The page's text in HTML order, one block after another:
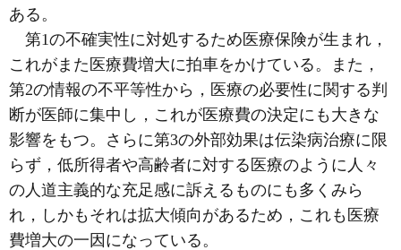
ある。
第1の不確実性に対処するため医療保険が生まれ，
これがまた医療費増大に拍車をかけている。また，
第2の情報の不平等性から，医療の必要性に関する判
断が医師に集中し，これが医療費の決定にも大きな
影響をもつ。さらに第3の外部効果は伝染病治療に限
らず，低所得者や高齢者に対する医療のように人々
の人道主義的な充足感に訴えるものにも多くみら
れ，しかもそれは拡大傾向があるため，これも医療
費増大の一因になっている。